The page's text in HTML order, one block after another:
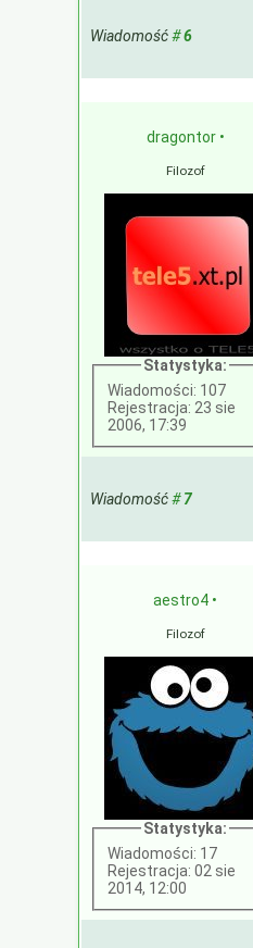
Wiadomość#6
dragontor •
Filozof
Statystyka:
Wiadomości: 107
Rejestracja: 23 sie
2006, 17:39
Wiadomość#7
aestro4 •
Filozof
Statystyka:
Wiadomości: 17
Rejestracja: 02 sie
2014, 12:00